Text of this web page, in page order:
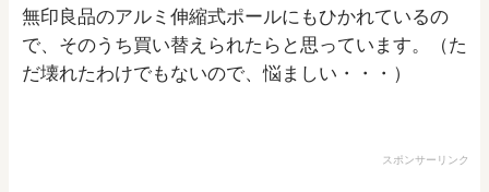
無印良品のアルミ伸縮式ポールにもひかれているの
で、そのうち買い替えられたらと思っています。（た
だ壊れたわけでもないので、悩ましい・・・）
スポンサーリンク